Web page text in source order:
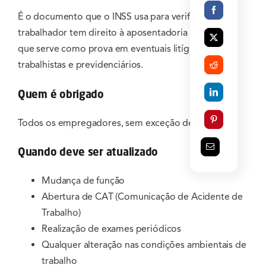
É o documento que o INSS usa para verificar se o
trabalhador tem direito à aposentadoria especial e
que serve como prova em eventuais litígios
trabalhistas e previdenciários.
Quem é obrigado
Todos os empregadores, sem exceção de porte.
Quando deve ser atualizado
Mudança de função
Abertura de CAT (Comunicação de Acidente de
Trabalho)
Realização de exames periódicos
Qualquer alteração nas condições ambientais de
trabalho